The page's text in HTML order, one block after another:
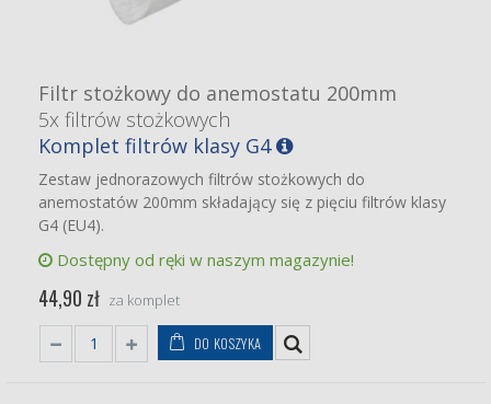
Filtr stożkowy do anemostatu 200mm
5x filtrów stożkowych
Komplet filtrów klasy G4
Zestaw jednorazowych filtrów stożkowych do
anemostatów 200mm składający się z pięciu filtrów klasy
G4 (EU4).
Dostępny od ręki w naszym magazynie!
44,90 zł za komplet
DO KOSZYKA